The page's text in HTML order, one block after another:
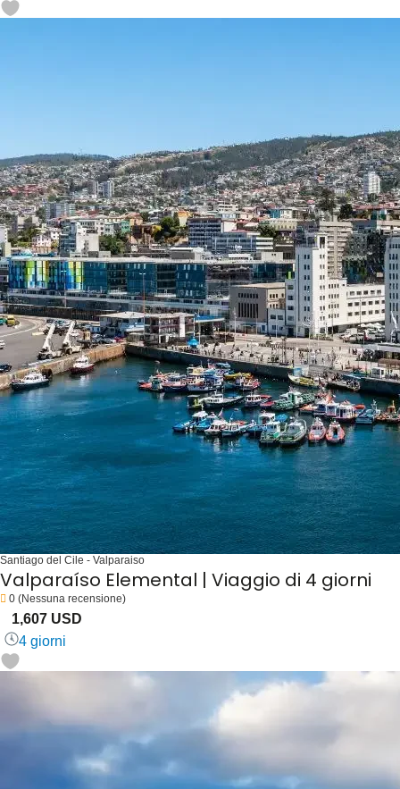
Santiago del Cile - Valparaiso
Valparaíso Elemental | Viaggio di 4 giorni
0 (Nessuna recensione)
1,607 USD
4 giorni